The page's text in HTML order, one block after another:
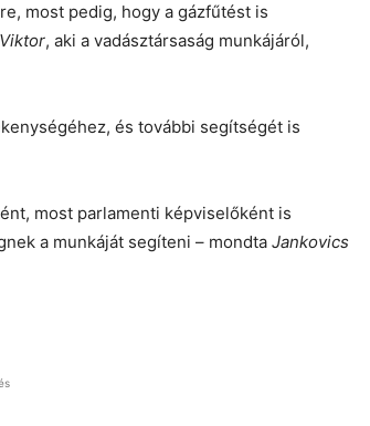
most pedig, hogy a gázfűtést is
, aki a vadásztársaság munkájáról,
és további segítségét is
most parlamenti képviselőként is
a munkáját segíteni – mondta Jankovics